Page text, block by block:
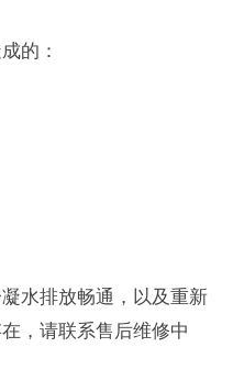
的：
水排放畅通，以及重新
，请联系售后维修中